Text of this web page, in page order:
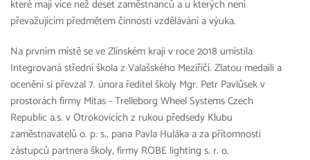
které mají více než deset zaměstnanců a u kterých není
převažujícím předmětem činnosti vzdělávání a výuka.
Na prvním místě se ve Zlínském kraji v roce 2018 umístila
Integrovaná střední škola z Valašského Meziříčí. Zlatou medaili a
ocenění si převzal 7. února ředitel školy Mgr. Petr Pavlůsek v
prostorách firmy Mitas - Trelleborg Wheel Systems Czech
Republic a.s. v Otrokovicích z rukou předsedy Klubu
zaměstnavatelů o. p. s., pana Pavla Huláka a za přítomnosti
zástupců partnera školy, firmy ROBE lighting s. r. o.